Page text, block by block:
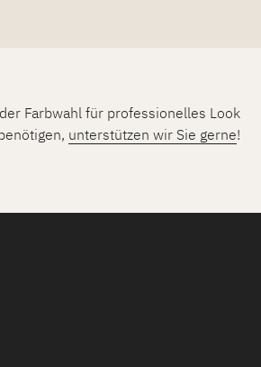
Farbwahl für professionelles Look
unterstützen wir Sie gerne!